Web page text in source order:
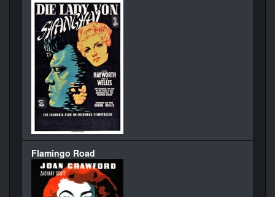
Flamingo Road